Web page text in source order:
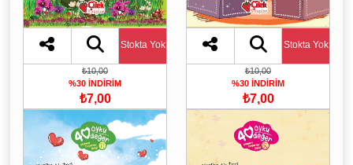
Stokta Yok
₺10,00
%30 İNDİRİM
₺7,00
Stokta Yok
₺10,00
%30 İNDİRİM
₺7,00